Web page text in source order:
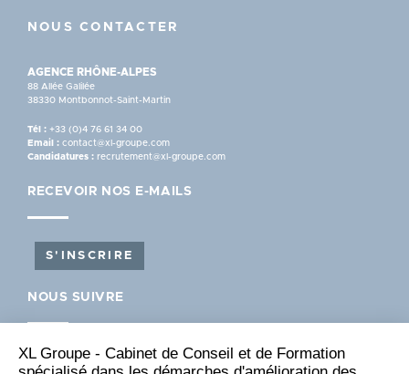
XL Groupe - Cabinet de Conseil et de Formation
NOUS CONTACTER
AGENCE RHÔNE-ALPES
88 Allée Galilée
38330 Montbonnot-Saint-Martin
Tél : +33 (0)4 76 61 34 00
Email : contact@xl-groupe.com
Candidatures : recrutement@xl-groupe.com
RECEVOIR NOS E-MAILS
S'INSCRIRE
NOUS SUIVRE